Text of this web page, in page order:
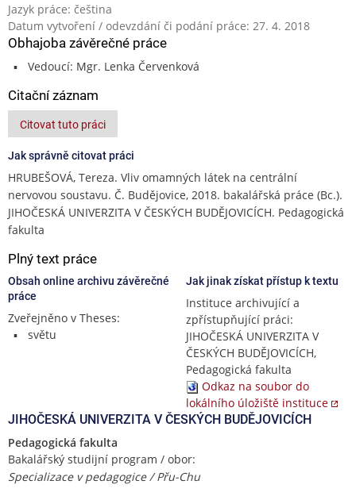
Jazyk práce: čeština
Datum vytvoření / odevzdání či podání práce: 27. 4. 2018
Obhajoba závěrečné práce
Vedoucí: Mgr. Lenka Červenková
Citační záznam
Citovat tuto práci
Jak správně citovat práci
HRUBEŠOVÁ, Tereza. Vliv omamných látek na centrální
nervovou soustavu. Č. Budějovice, 2018. bakalářská práce (Bc.).
JIHOČESKÁ UNIVERZITA V ČESKÝCH BUDĚJOVICÍCH. Pedagogická
fakulta
Plný text práce
Obsah online archivu závěrečné
práce
Zveřejněno v Theses:
světu
Jak jinak získat přístup k textu
Instituce archivující a
zpřístupňující práci:
JIHOČESKÁ UNIVERZITA V
ČESKÝCH BUDĚJOVICÍCH,
Pedagogická fakulta
Odkaz na soubor do
lokálního úložiště instituce
JIHOČESKÁ UNIVERZITA V ČESKÝCH BUDĚJOVICÍCH
Pedagogická fakulta
Bakalářský studijní program / obor:
Specializace v pedagogice / Přu-Chu